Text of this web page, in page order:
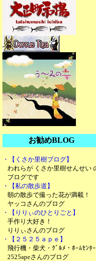
お勧めBLOG
・【くさか里樹ブログ】
われらが くさか里樹せんせい
ブログです
・【私の散歩道】
朝の散歩で撮った花が満載！
ヤッコさんのブログ
・【りりぃのひとりごと】
手作り大好き！
りりぃさんのブログ
・【２５２５ａｐｅ】
飛行機・柴犬・ｸﾞﾙﾒ・ﾎｰﾑｾﾝﾀｰ
2525apeさんのブログ